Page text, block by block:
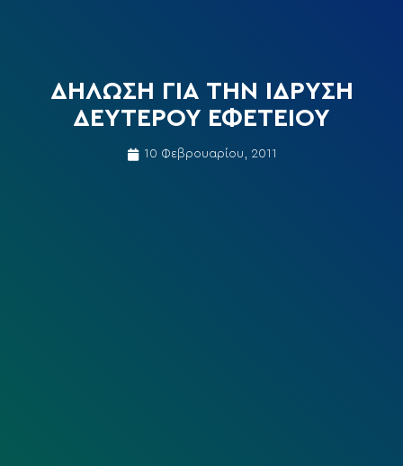
ΔΗΛΩΣΗ ΓΙΑ ΤΗΝ ΙΔΡΥΣΗ
ΔΕΥΤΕΡΟΥ ΕΦΕΤΕΙΟΥ
10 Φεβρουαρίου, 2011